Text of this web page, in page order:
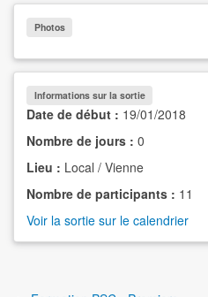
Photos
Informations sur la sortie
Date de début : 19/01/2018
Nombre de jours : 0
Lieu : Local / Vienne
Nombre de participants : 11
Voir la sortie sur le calendrier